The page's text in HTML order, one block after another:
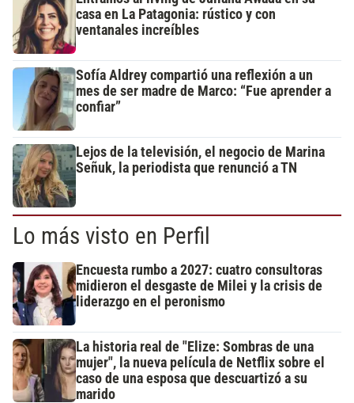
casa en La Patagonia: rústico y con
ventanales increíbles
Sofía Aldrey compartió una reflexión a un
mes de ser madre de Marco: “Fue aprender a
confiar”
Lejos de la televisión, el negocio de Marina
Señuk, la periodista que renunció a TN
Lo más visto en Perfil
Encuesta rumbo a 2027: cuatro consultoras
midieron el desgaste de Milei y la crisis de
liderazgo en el peronismo
La historia real de "Elize: Sombras de una
mujer", la nueva película de Netflix sobre el
caso de una esposa que descuartizó a su
marido